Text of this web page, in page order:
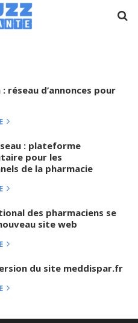
: réseau d’annonces pour
: plateforme
pour les
de la pharmacie
des pharmaciens se
site web
du site meddispar.fr